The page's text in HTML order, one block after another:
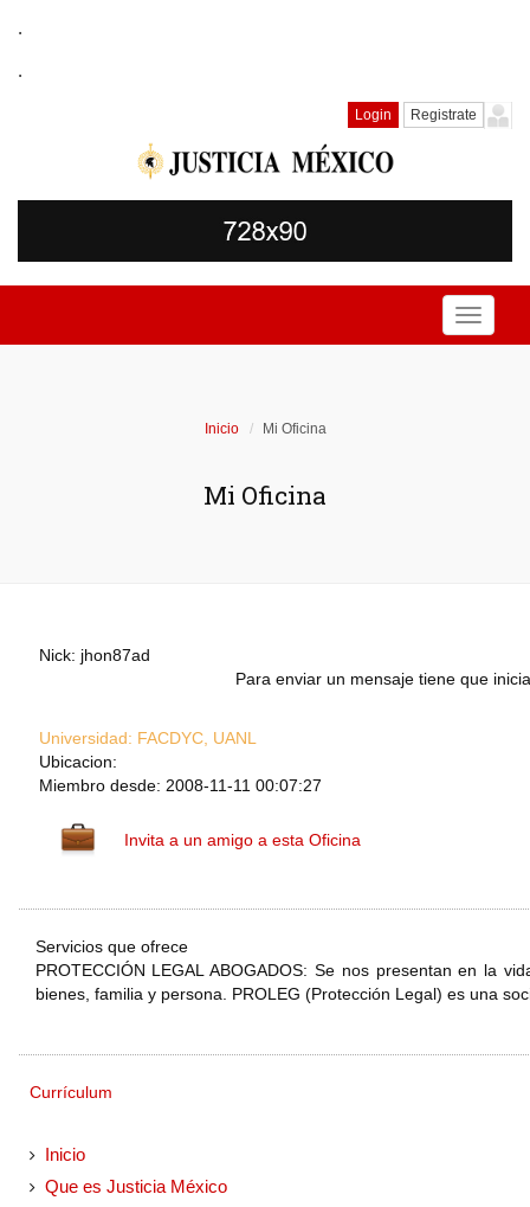
.
.
Login Registrate
Toggle
Inicio Mi Oficina
Mi Oficina
Nick: jhon87ad
Para enviar un mensaje tiene que
Universidad: FACDYC, UANL
Ubicacion:
Miembro desde: 2008-11-11 00:07:27
Invita a un amigo a esta Oficina
Servicios que ofrece
PROTECCIÓN LEGAL ABOGADOS: Se nos presentan en la
bienes, familia y persona. PROLEG (Protección Legal) es una
Currículum
Inicio
Que es Justicia México